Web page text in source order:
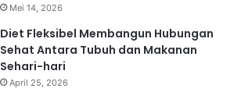
Mei 14, 2026
Diet Fleksibel Membangun Hubungan
Sehat Antara Tubuh dan Makanan
Sehari-hari
April 25, 2026